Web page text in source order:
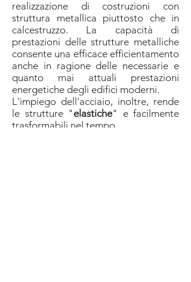
realizzazione di costruzioni con
struttura metallica piuttosto che in
calcestruzzo. La capacità di
prestazioni delle strutture metalliche
consente una efficace efficientamento
anche in ragione delle necessarie e
quanto mai attuali prestazioni
energetiche degli edifici moderni.
L'impiego dell'acciaio, inoltre, rende
le strutture "elastiche" e facilmente
trasformabili nel tempo.